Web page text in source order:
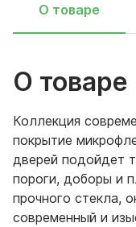
О товаре
О товаре
Коллекция
покрытие
дверей подойдет
пороги, доборы и
прочного стекла,
современный и